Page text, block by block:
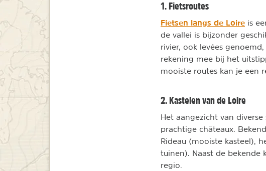
1. Fietsroutes
Fietsen langs de Loire is
de vallei is bijzonder
rivier, ook levées
rekening mee bij het
mooiste routes kan je een
2. Kastelen van de Loire
Het aangezicht van
prachtige châteaux.
Rideau (mooiste kasteel),
tuinen). Naast de bekende
regio.